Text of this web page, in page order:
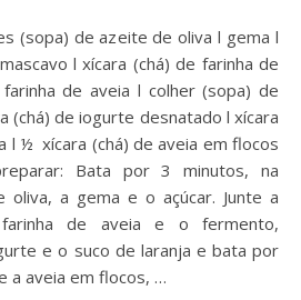
l xícara (chá) de farinha de
de aveia l colher (sopa) de
(chá) de iogurte desnatado l xícara
l ½ xícara (chá) de aveia em flocos
Bata por 3 minutos, na
a gema e o açúcar. Junte a
de aveia e o fermento,
e o suco de laranja e bata por
a aveia em flocos, …